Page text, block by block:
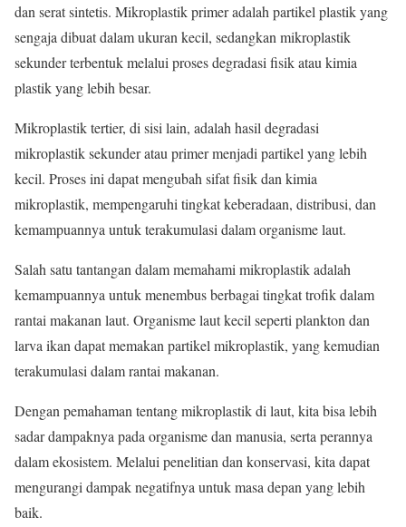
dan serat sintetis. Mikroplastik primer adalah partikel plastik yang
sengaja dibuat dalam ukuran kecil, sedangkan mikroplastik
sekunder terbentuk melalui proses degradasi fisik atau kimia
plastik yang lebih besar.
Mikroplastik tertier, di sisi lain, adalah hasil degradasi
mikroplastik sekunder atau primer menjadi partikel yang lebih
kecil. Proses ini dapat mengubah sifat fisik dan kimia
mikroplastik, mempengaruhi tingkat keberadaan, distribusi, dan
kemampuannya untuk terakumulasi dalam organisme laut.
Salah satu tantangan dalam memahami mikroplastik adalah
kemampuannya untuk menembus berbagai tingkat trofik dalam
rantai makanan laut. Organisme laut kecil seperti plankton dan
larva ikan dapat memakan partikel mikroplastik, yang kemudian
terakumulasi dalam rantai makanan.
Dengan pemahaman tentang mikroplastik di laut, kita bisa lebih
sadar dampaknya pada organisme dan manusia, serta perannya
dalam ekosistem. Melalui penelitian dan konservasi, kita dapat
mengurangi dampak negatifnya untuk masa depan yang lebih
baik.